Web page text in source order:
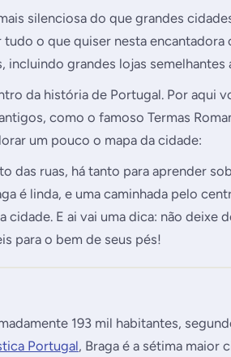
silenciosa do que grandes
o que quiser nesta encantadora
incluindo grandes lojas semelhantes
da história de Portugal. Por aqui
como o famoso Termas
um pouco o mapa da cidade:
das ruas, há tanto para aprender
é linda, e uma caminhada pelo
cidade. E ai vai uma dica: não deixe
para o bem de seus pés!
193 mil habitantes,
Portugal, Braga é a sétima maior